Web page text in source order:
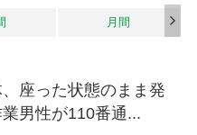
月間
座った状態のまま発
男性が110番通...